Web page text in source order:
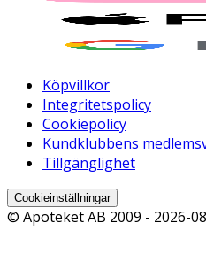
Köpvillkor
Integritetspolicy
Cookiepolicy
Kundklubbens
Tillgänglighet
Cookieinställningar
© Apoteket AB 2009 - 2026-